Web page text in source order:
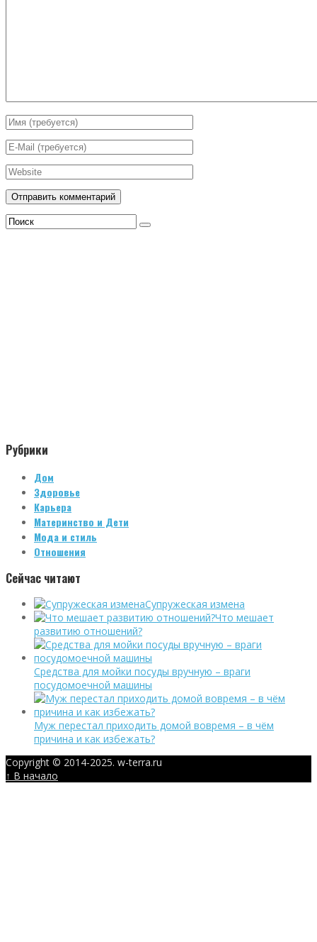
Рубрики
Дом
Здоровье
Карьера
Материнство и Дети
Мода и стиль
Отношения
Сейчас читают
Супружеская измена
Что мешает
развитию отношений?
Средства для мойки посуды вручную – враги
посудомоечной машины
Муж перестал приходить домой вовремя – в чём
причина и как избежать?
Copyright © 2014-2025. w-terra.ru
↑ В начало